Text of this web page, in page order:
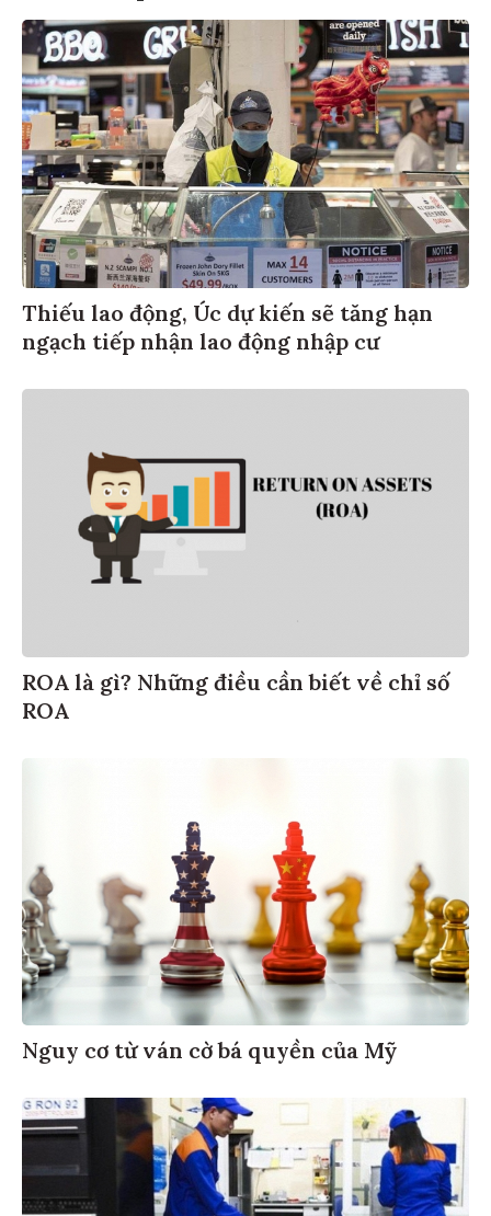
Thiếu lao động, Úc dự kiến sẽ tăng hạn
ngạch tiếp nhận lao động nhập cư
ROA là gì? Những điều cần biết về chỉ số
ROA
Nguy cơ từ ván cờ bá quyền của Mỹ